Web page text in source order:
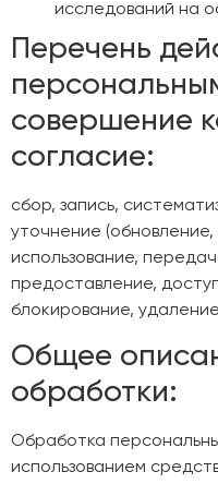
исследований на
Перечень
совершение
согласие:
сбор, запись,
уточнение (обновление,
использование,
предоставление,
блокирование,
Общее
обработки:
Обработка
использованием